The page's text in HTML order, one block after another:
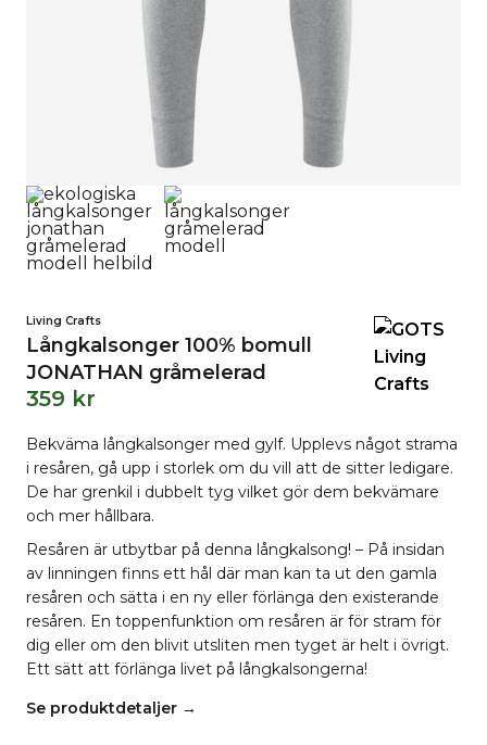
Living Crafts
Långkalsonger 100% bomull
JONATHAN gråmelerad
359 kr
Bekväma långkalsonger med gylf. Upplevs något strama
i resåren, gå upp i storlek om du vill att de sitter ledigare.
De har grenkil i dubbelt tyg vilket gör dem bekvämare
och mer hållbara.
Resåren är utbytbar på denna långkalsong! – På insidan
av linningen finns ett hål där man kan ta ut den gamla
resåren och sätta i en ny eller förlänga den existerande
resåren. En toppenfunktion om resåren är för stram för
dig eller om den blivit utsliten men tyget är helt i övrigt.
Ett sätt att förlänga livet på långkalsongerna!
Se produktdetaljer →